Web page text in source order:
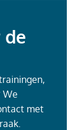
de
We
met